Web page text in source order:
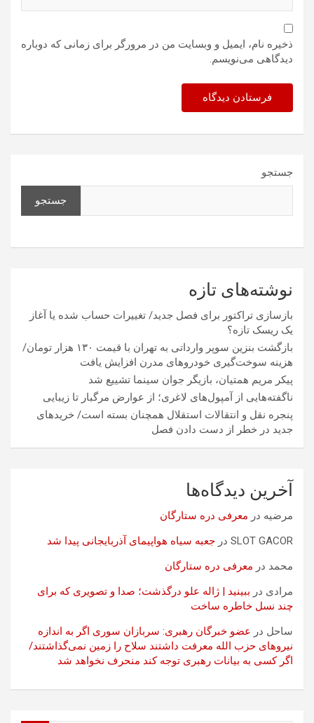
ذخیره نام، ایمیل و وبسایت من در مرورگر برای زمانی که دوباره
دیدگاهی می‌نویسم.
جستجو
جستجو
نوشته‌های تازه
بازسازی تراکتور برای فصل جدید/ تغییرات حساب شده یا آغاز
یک ریسک تازه؟
بازگشت بنزین سوپر وارداتی به تهران با قیمت ۱۳۰ هزار تومان/
هزینه سوخت‌گیری خودرو‌های مدرن افزایش یافت
پیکر مریم همتیان، بازیگر جوان سینما تشییع شد
ناگفته‌هایی از آمپول‌های لاغری؛ از عوارض مرگبار تا زیبایی
پنجره نقل و انتقالات استقلال همچنان بسته است/ خریدهای
جدید در خطر از دست دادن فصل
آخرین دیدگاه‌ها
مرضیه در معرفی دره ستارگان
SLOT GACOR در جعبه سیاه هواپیمای آذربایجانی پیدا شد
محمد در معرفی دره ستارگان
مرادی در ببینید | ژاله علو درگذشت؛ صدا و تصویری که برای
چند نسل خاطره ساخت
ساحل در عضو خبرگان رهبری: سربازان سوری اگر به اندازه
نیروهای حزب الله معرفت داشتند سلاح را زمین نمی‌گذاشتند/
اگر کسی به بیانات رهبری توجه کند منحرف نخواهد شد